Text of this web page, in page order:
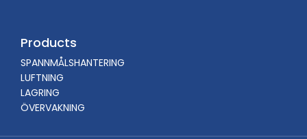
Products
SPANNMÅLSHANTERING
LUFTNING
LAGRING
ÖVERVAKNING